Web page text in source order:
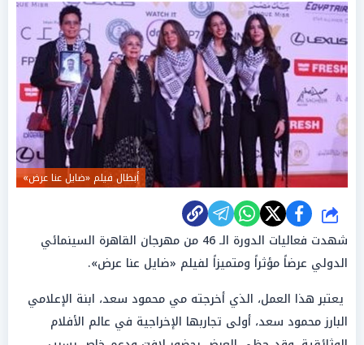
أبطال فيلم «ضايل عنا عرض»
شارك
شهدت فعاليات الدورة الـ 46 من مهرجان القاهرة السينمائي
الدولي عرضاً مؤثراً ومتميزاً لفيلم «ضايل عنا عرض».
يعتبر هذا العمل، الذي أخرجته مي محمود سعد، ابنة الإعلامي
البارز محمود سعد، أولى تجاربها الإخراجية في عالم الأفلام